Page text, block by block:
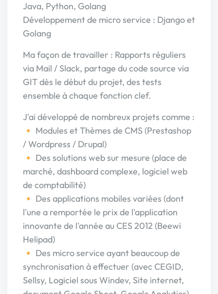
Java, Python, Golang
Développement de micro service : Django et
Golang
Ma façon de travailler : Rapports réguliers
via Mail / Slack, partage du code source via
GIT dès le début du projet, des tests
ensemble à chaque fonction clef.
J'ai développé de nombreux projets comme :
🔸 Modules et Thèmes de CMS (Prestashop
/ Wordpress / Drupal)
🔸 Des solutions web sur mesure (place de
marché, dashboard complexe, logiciel web
de comptabilité)
🔸 Des applications mobiles variées (dont
l'une a remportée le prix de l'application
innovante de l'année au CES 2012 (Beewi
Helipad)
🔸 Des micro service ayant beaucoup de
synchronisation à effectuer (avec CEGID,
Sellsy, Logiciel sous Windev, Site internet,